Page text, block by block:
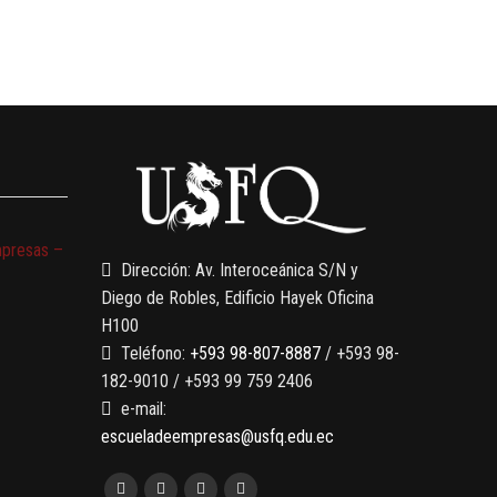
–
Dirección: Av. Interoceánica S/N y
Diego de Robles, Edificio Hayek Oficina
H100
Teléfono: +593 98-807-8887 / +593 98-
182-9010 / +593 99 759 2406
e-mail:
escueladeempresas@usfq.edu.ec